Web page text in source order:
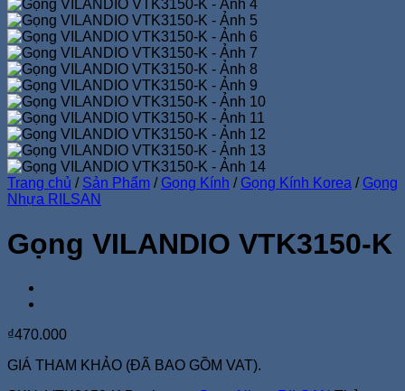
Trang chủ / Sản Phẩm / Gọng Kính / Gọng Kính Korea / Gọng
Nhựa RILSAN
Gọng VILANDIO VTK3150-K
₫470.000
GIÁ THAM KHẢO (ĐÃ BAO GỒM VAT).